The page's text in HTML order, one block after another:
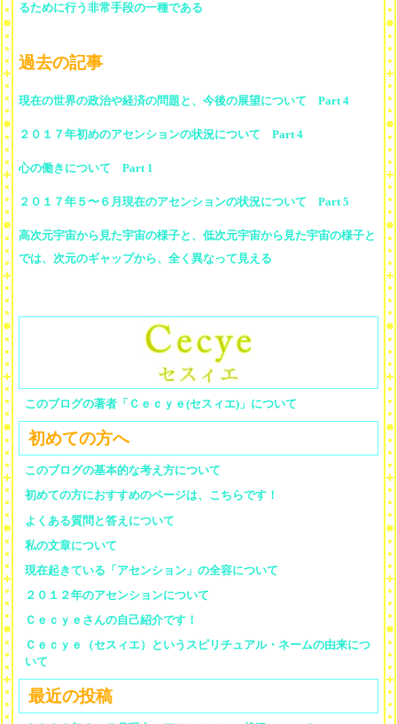
るために行う非常手段の一種である
過去の記事
現在の世界の政治や経済の問題と、今後の展望について Part 4
２０１７年初めのアセンションの状況について Part 4
心の働きについて Part 1
２０１７年５〜６月現在のアセンションの状況について Part 5
高次元宇宙から見た宇宙の様子と、低次元宇宙から見た宇宙の様子と
では、次元のギャップから、全く異なって見える
このブログの著者「Ｃｅｃｙｅ(セスィエ)」について
初めての方へ
このブログの基本的な考え方について
初めての方におすすめのページは、こちらです！
よくある質問と答えについて
私の文章について
現在起きている「アセンション」の全容について
２０１２年のアセンションについて
Ｃｅｃｙｅさんの自己紹介です！
Ｃｅｃｙｅ（セスィエ）というスピリチュアル・ネームの由来につ
いて
最近の投稿